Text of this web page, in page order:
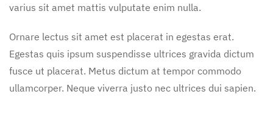
varius sit amet mattis vulputate enim nulla.
Ornare lectus sit amet est placerat in egestas erat.
Egestas quis ipsum suspendisse ultrices gravida dictum
fusce ut placerat. Metus dictum at tempor commodo
ullamcorper. Neque viverra justo nec ultrices dui sapien.